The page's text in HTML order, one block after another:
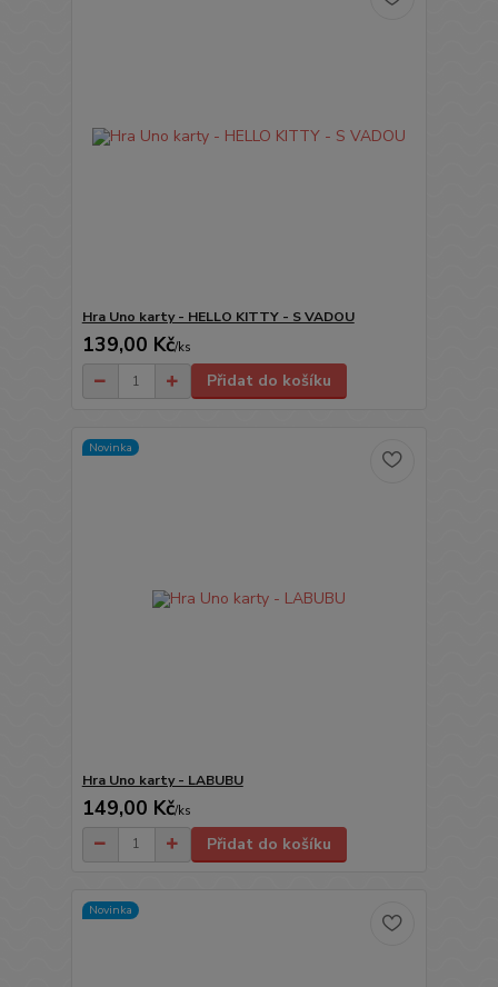
Hra Uno karty - HELLO KITTY - S VADOU
139,00 Kč/ks
Přidat do košíku
Novinka
Hra Uno karty - LABUBU
149,00 Kč/ks
Přidat do košíku
Novinka